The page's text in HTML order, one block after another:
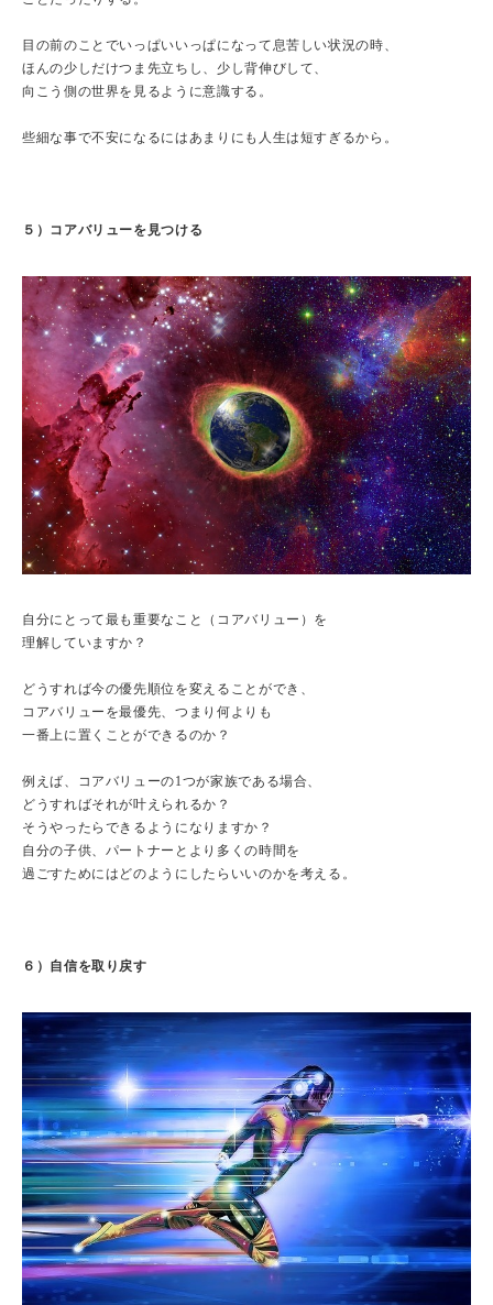
目の前のことでいっぱいいっぱになって息苦しい状況の時、
ほんの少しだけつま先立ちし、少し背伸びして、
向こう側の世界を見るように意識する。
些細な事で不安になるにはあまりにも人生は短すぎるから。
５）コアバリューを見つける
自分にとって最も重要なこと（コアバリュー）を
理解していますか？
どうすれば今の優先順位を変えることができ、
コアバリューを最優先、つまり何よりも
一番上に置くことができるのか？
例えば、コアバリューの1つが家族である場合、
どうすればそれが叶えられるか？
そうやったらできるようになりますか？
自分の子供、パートナーとより多くの時間を
過ごすためにはどのようにしたらいいのかを考える。
６）自信を取り戻す